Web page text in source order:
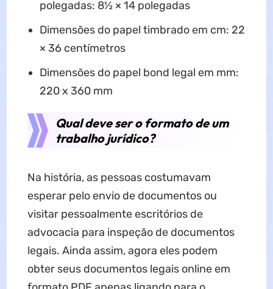
polegadas: 8½ × 14 polegadas
Dimensões do papel timbrado em cm: 22
× 36 centímetros
Dimensões do papel bond legal em mm:
220 x 360 mm
Qual deve ser o formato de um
trabalho jurídico?
Na história, as pessoas costumavam
esperar pelo envio de documentos ou
visitar pessoalmente escritórios de
advocacia para inspeção de documentos
legais. Ainda assim, agora eles podem
obter seus documentos legais online em